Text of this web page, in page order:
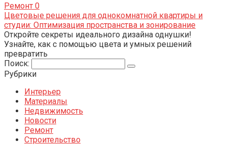
Ремонт 0
Цветовые решения для однокомнатной квартиры и
студии: Оптимизация пространства и зонирование
Откройте секреты идеального дизайна однушки!
Узнайте, как с помощью цвета и умных решений
превратить
Поиск:
Рубрики
Интерьер
Материалы
Недвижимость
Новости
Ремонт
Строительство